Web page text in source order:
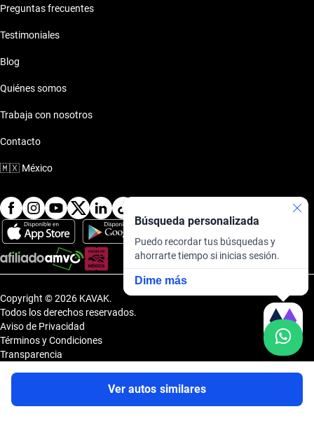
Búsqueda personalizada
Puedo recordar tus búsquedas y
ahorrarte tiempo si inicias sesión.
Dime más
Ver autos similares
Preguntas frecuentes
Testimoniales
Blog
Quiénes somos
Trabaja con nosotros
Contacto
🇲🇽 México
Copyright © 2026 KAVAK.
Todos los derechos reservados.
Aviso de Privacidad
Términos y Condiciones
Transparencia
Uvi Tech, S.A.P.I. de C.V., Carretera Amomolulco - Capulhuac, No. 1 Col.